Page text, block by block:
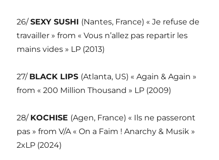
26/SEXY SUSHI (Nantes, France) « Je refuse de
travailler » from « Vous n’allez pas repartir les
mains vides » LP (2013)
27/ BLACK LIPS (Atlanta, US) « Again & Again »
from « 200 Million Thousand » LP (2009)
28/ KOCHISE (Agen, France) « Ils ne passeront
pas » from V/A « On a Faim ! Anarchy & Musik »
2xLP (2024)